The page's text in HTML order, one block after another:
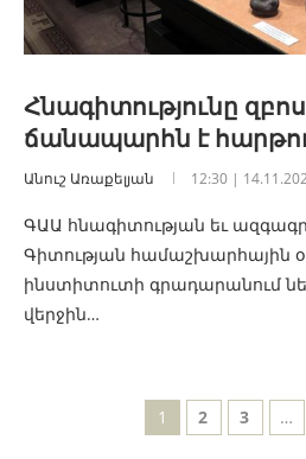
Հնագիտությունը
ճանապարհն է
Անուշ Առաքելյան 12:30 |
ԳԱԱ հնագիտության եւ
Գիտության համաշխարհային
ինստիտուտի գրադարանում
վերջին…
1 2 3 …